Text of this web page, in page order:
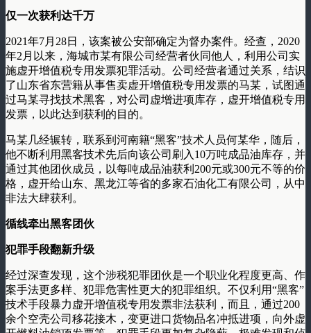
仅一次获利达千万
2021年7月28日，该案被公安部确定为督办案件。经查，2020
年2月以来，海城市某有限公司经营者伙同他人，利用公司实
施虚开增值税专用发票犯罪活动。公司经营者通过关系，结识
了山东省东营籍从事售卖虚开增值税专用发票的马某，试图通
过马某寻找技术黑客，对公司虚增进项库存，虚开增值税专用
发票，以此达到获利的目的。
马某几经辗转，联系到河南籍“黑客”技术人员何某华，随后，
他不断利用黑客技术先后向该公司刷入10万吨成品油库存，并
通过其他团伙成员，以每吨成品油获利200元或300元不等的价
格，虚开给山东、黑龙江等省的多家石油化工有限公司，从中
非法大肆获利。
循线牵出黑客团伙
犯罪手段翻新升级
经过深查发现，这个涉税犯罪团伙是一个职业化程度更高、作
案手法更多样、犯罪危害性更大的犯罪组织。不仅利用“黑客”
技术手段暴力虚开增值税专用发票非法获利，而且，通过200
余个空壳公司移花接木，变更进口货物品名冲抵进项，向外虚